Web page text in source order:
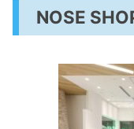
NOSE